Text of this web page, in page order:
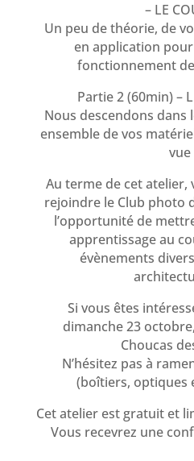
– LE
Un peu de théorie, de
en application
fonctionnement
Partie 2 (60min) –
Nous descendons
ensemble de vos
vue
Au terme de cet atelier,
rejoindre le Club photo
l’opportunité de
apprentissage au
évènements
Si vous êtes
dimanche 23
Choucas
N’hésitez pas à
(boîtiers, optiques
Cet atelier est gratuit et
Vous recevrez une